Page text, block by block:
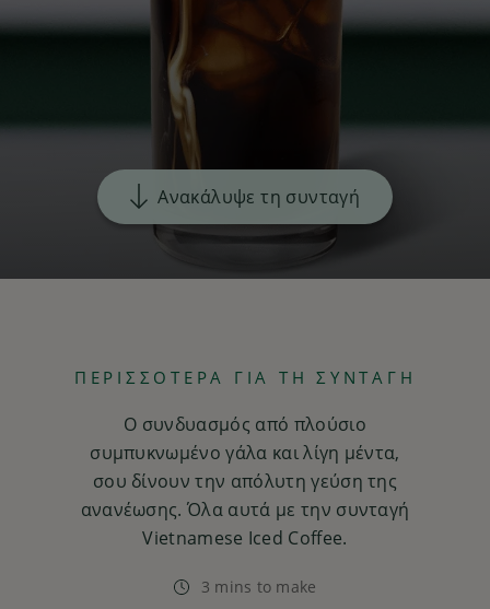
Ανακάλυψε τη συνταγή
ΠΕΡΙΣΣΟΤΕΡΑ ΓΙΑ ΤΗ ΣΥΝΤΑΓΗ
Ο συνδυασμός από πλούσιο
συμπυκνωμένο γάλα και λίγη μέντα,
σου δίνουν την απόλυτη γεύση της
ανανέωσης. Όλα αυτά με την συνταγή
Vietnamese Iced Coffee.
3 mins to make